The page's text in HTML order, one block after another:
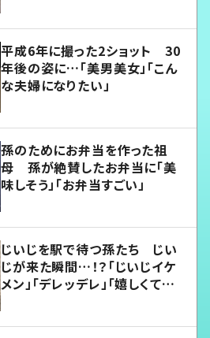
平成6年に撮った2ショット 30
年後の姿に…「美男美女」「こん
な夫婦になりたい」
孫のためにお弁当を作った祖
母 孫が絶賛したお弁当に「美
味しそう」「お弁当すごい」
じいじを駅で待つ孫たち じい
じが来た瞬間…！？「じいじイケ
メン」「デレッデレ」「嬉しくて可